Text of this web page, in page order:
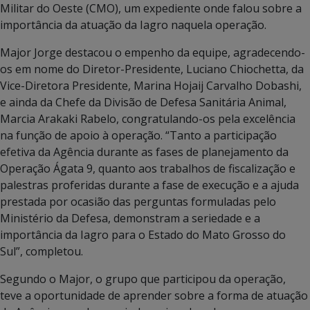
Militar do Oeste (CMO), um expediente onde falou sobre a
importância da atuação da Iagro naquela operação.
Major Jorge destacou o empenho da equipe, agradecendo-
os em nome do Diretor-Presidente, Luciano Chiochetta, da
Vice-Diretora Presidente, Marina Hojaij Carvalho Dobashi,
e ainda da Chefe da Divisão de Defesa Sanitária Animal,
Marcia Arakaki Rabelo, congratulando-os pela excelência
na função de apoio à operação. “Tanto a participação
efetiva da Agência durante as fases de planejamento da
Operação Ágata 9, quanto aos trabalhos de fiscalização e
palestras proferidas durante a fase de execução e a ajuda
prestada por ocasião das perguntas formuladas pelo
Ministério da Defesa, demonstram a seriedade e a
importância da Iagro para o Estado do Mato Grosso do
Sul”, completou.
Segundo o Major, o grupo que participou da operação,
teve a oportunidade de aprender sobre a forma de atuação